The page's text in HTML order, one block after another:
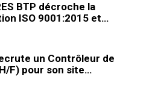
BTP décroche la
ISO 9001:2015 et…
un Contrôleur de
F) pour son site…